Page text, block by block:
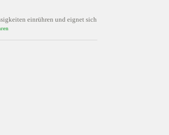
einrühren und eignet sich